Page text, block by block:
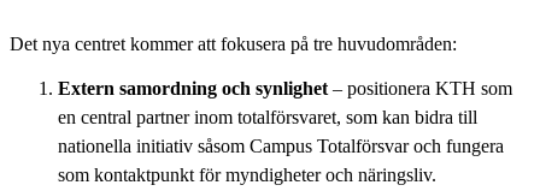
Det nya centret kommer att fokusera på tre huvudområden:
Extern samordning och synlighet – positionera KTH som
en central partner inom totalförsvaret, som kan bidra till
nationella initiativ såsom Campus Totalförsvar och fungera
som kontaktpunkt för myndigheter och näringsliv.